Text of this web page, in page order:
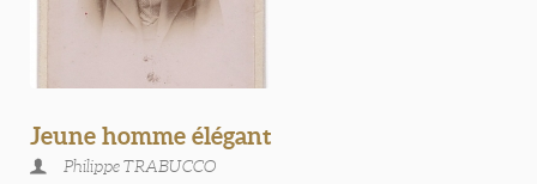
Jeune homme élégant
Philippe TRABUCCO